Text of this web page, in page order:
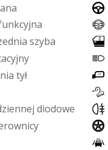
ana
unkcyjna
ednia szyba
acyjny
nia tył
ziennej diodowe D
rownicy